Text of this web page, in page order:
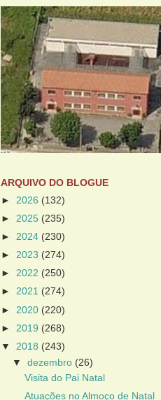
ARQUIVO DO BLOGUE
► 2026 (132)
► 2025 (235)
► 2024 (230)
► 2023 (274)
► 2022 (250)
► 2021 (274)
► 2020 (220)
► 2019 (268)
▼ 2018 (243)
▼dezembro (26)
Visita do Pai Natal
Atuações no Almoço de Natal